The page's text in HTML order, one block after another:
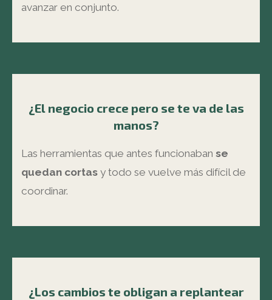
avanzar en conjunto.
¿El negocio crece pero se te va de las
manos?
Las herramientas que antes funcionaban se
quedan cortas y todo se vuelve más difícil de
coordinar.
¿Los cambios te obligan a replantear